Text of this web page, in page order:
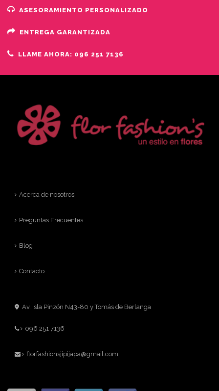
ASESORAMIENTO PERSONALIZADO
ENTREGA GARANTIZADA
LLAME AHORA: 096 251 7136
Acerca de nosotros
Preguntas Frecuentes
Blog
Contacto
Av. Isla Pinzón N43-80 y Tomás de Berlanga
096 251 7136
florfashionsjipijapa@gmail.com